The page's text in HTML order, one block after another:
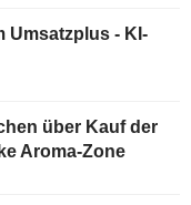
Umsatzplus - KI-
über Kauf der
Aroma-Zone